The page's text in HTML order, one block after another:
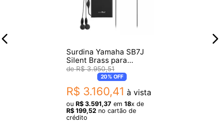
Surdina Yamaha SB7J
Silent Brass para
Trompete
R$ 3.950,51
20%OFF
R$ 3.160,41 à vista
ou R$ 3.591,37 em 18x de
R$ 199,52 no cartão de
crédito